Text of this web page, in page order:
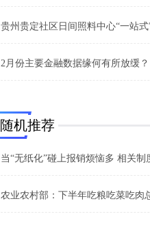
2月份主要金融数据缘何有所放缓？
随机推荐
当“无纸化”碰上报销烦恼多 相关制
农业农村部：下半年吃粮吃菜吃肉